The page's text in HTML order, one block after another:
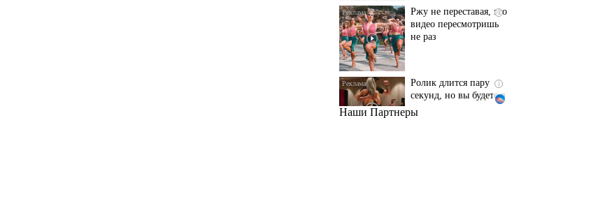
Этот танец невесты
Наши Партнеры